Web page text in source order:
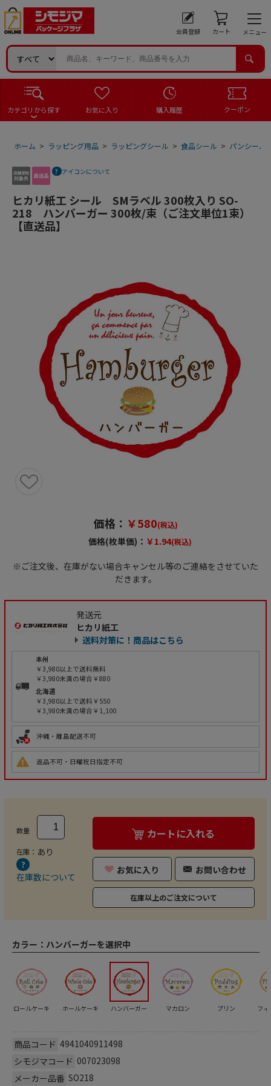
会員登録 カート メニュー
カテゴリから探す お気に入り 購入履歴 クーポン
ホーム > ラッピング用品 > ラッピングシール > 食品シール > パンシール
アイコンについて
ヒカリ紙工 シール SMラベル 300枚入り SO-
218 ハンバーガー 300枚/束（ご注文単位1束）
【直送品】
価格： ￥580(税込)
価格(枚単価)： ￥1.94(税込)
※ご注文後、在庫がない場合キャンセル等のご連絡をさせていた
だきます。
発送元
ヒカリ紙工
送料対策に！商品はこちら
本州
￥3,980以上で送料無料
￥3,980未満の場合￥880
北海道
￥3,980以上で送料￥550
￥3,980未満の場合￥1,100
沖縄・離島配送不可
返品不可・日曜祝日指定不可
数量
在庫： あり
在庫数について
カートに入れる
お気に入り お問い合わせ
在庫以上のご注文について
カラー： ハンバーガーを選択中
ロールケーキ ホールケーキ ハンバーガー マカロン プリン フ
商品コード 4941040911498
シモジマコード 007023098
メーカー品番 SO218